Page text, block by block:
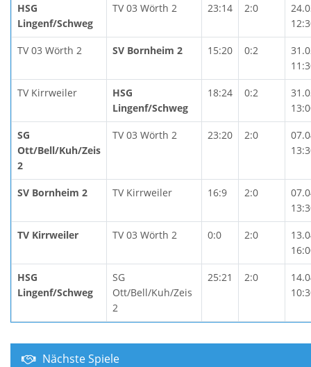
HSG
Lingenf/Schweg
TV 03 Wörth 2 23:14 2:0
TV 03 Wörth 2 SV Bornheim 2 15:20 0:2
TV Kirrweiler
HSG
Lingenf/Schweg
18:24 0:2
SG
Ott/Bell/Kuh/Zeis
2
TV 03 Wörth 2 23:20 2:0
SV Bornheim 2 TV Kirrweiler 16:9 2:0
TV Kirrweiler TV 03 Wörth 2 0:0 2:0
HSG
Lingenf/Schweg
SG
Ott/Bell/Kuh/Zeis
2
25:21 2:0
Nächste Spiele